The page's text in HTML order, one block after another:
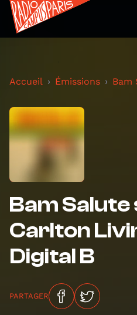
Accueil Émissions Bam
Bam Salute
Carlton
Digital B
PARTAGER